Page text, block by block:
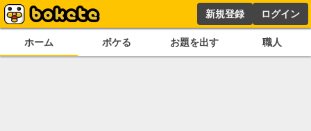
新規登録 ログイン
ホーム ボケる お題を出す 職人